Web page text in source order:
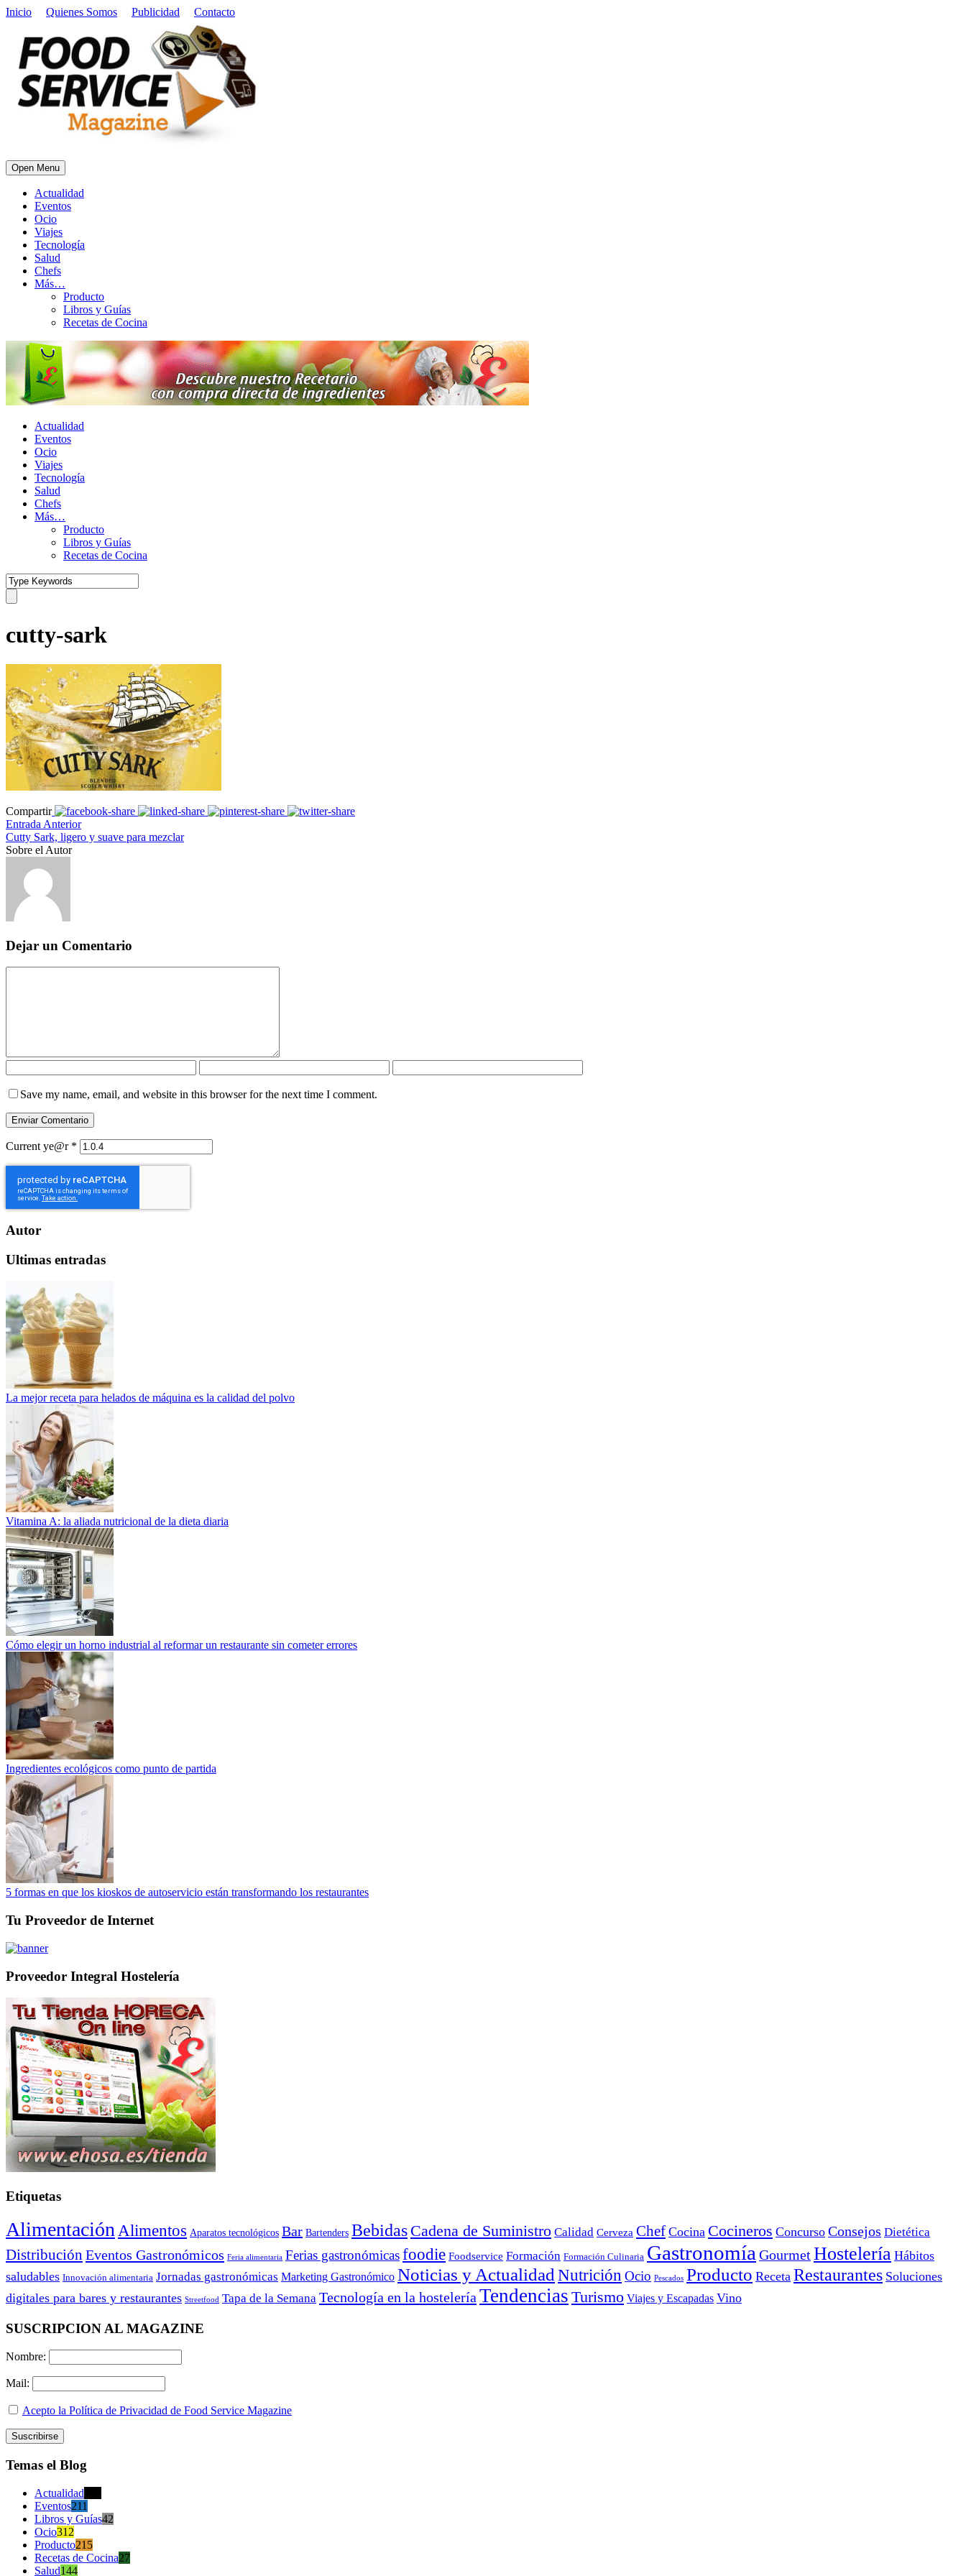
Inicio Quienes Somos Publicidad Contacto
Open Menu
Actualidad
Eventos
Ocio
Viajes
Tecnología
Salud
Chefs
Más…
Producto
Libros y Guías
Recetas de Cocina
Actualidad
Eventos
Ocio
Viajes
Tecnología
Salud
Chefs
Más…
Producto
Libros y Guías
Recetas de Cocina
cutty-sark
Compartir
Entrada Anterior
Cutty Sark, ligero y suave para mezclar
Sobre el Autor
Dejar un Comentario
Save my name, email, and website in this browser for the next time I comment.
Current ye@r *
Autor
Ultimas entradas
La mejor receta para helados de máquina es la calidad del polvo
Vitamina A: la aliada nutricional de la dieta diaria
Cómo elegir un horno industrial al reformar un restaurante sin cometer errores
Ingredientes ecológicos como punto de partida
5 formas en que los kioskos de autoservicio están transformando los restaurantes
Tu Proveedor de Internet
Proveedor Integral Hostelería
Etiquetas
Alimentación Alimentos Aparatos tecnológicos Bar Bartenders Bebidas Cadena de Suministro Calidad Cerveza Chef Cocina Cocineros Concurso Consejos Dietética
Distribución Eventos Gastronómicos Feria alimentaria Ferias gastronómicasfoodie Foodservice Formación Formación Culinaria Gastronomía GourmetHostelería Hábitos
saludables Innovación alimentaria Jornadas gastronómicas Marketing Gastronómico Noticias y Actualidad Nutrición Ocio Pescados Producto Receta Restaurantes Soluciones
digitales para bares y restaurantes Streetfood Tapa de la Semana Tecnología en la hostelería Tendencias Turismo Viajes y Escapadas Vino
SUSCRIPCION AL MAGAZINE
Nombre:
Mail:
Acepto la Política de Privacidad de Food Service Magazine
Temas el Blog
Actualidad
Eventos211
Libros y Guías42
Ocio312
Producto215
Recetas de Cocina27
Salud144